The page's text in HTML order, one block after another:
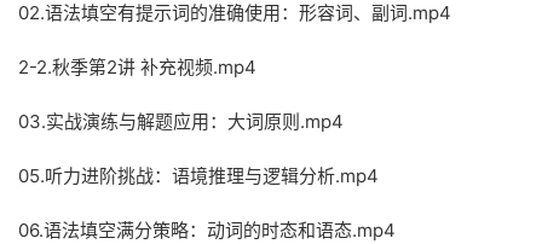
02.语法填空有提示词的准确使用：形容词、副词.mp4
2-2.秋季第2讲 补充视频.mp4
03.实战演练与解题应用：大词原则.mp4
05.听力进阶挑战：语境推理与逻辑分析.mp4
06.语法填空满分策略：动词的时态和语态.mp4